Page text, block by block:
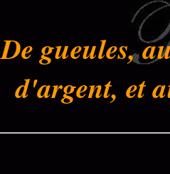
De gueules,
d'argent, et